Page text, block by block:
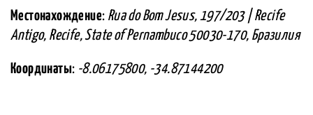
Местонахождение: Rua do Bom Jesus, 197/203 | Recife
Antigo, Recife, State of Pernambuco 50030-170, Бразилия
Координаты: -8.06175800, -34.87144200